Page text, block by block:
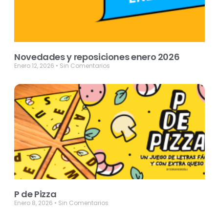
Novedades y reposiciones enero 2026
Enero 12, 2026 Sin Comentarios
P de Pizza
Enero 8, 2026 Sin Comentarios